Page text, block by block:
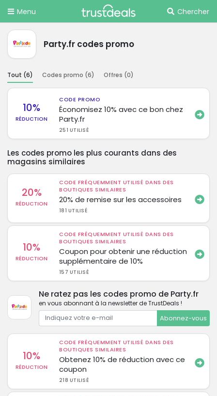
Menu Chercher
Party.fr codes promo
Tout (6) Codes promo (6) Offres (0)
10%
RÉDUCTION
CODE PROMO
Économisez 10% avec ce bon chez
Party.fr
251 UTILISÉ
Les codes promo les plus courants dans des
magasins similaires
20%
RÉDUCTION
CODE FRÉQUEMMENT UTILISÉ DANS DES
BOUTIQUES SIMILAIRES
20% de remise sur les accessoires
181 UTILISÉ
10%
RÉDUCTION
CODE FRÉQUEMMENT UTILISÉ DANS DES
BOUTIQUES SIMILAIRES
Coupon pour obtenir une réduction
supplémentaire de 10%
157 UTILISÉ
Ne ratez pas les codes promo de Party.fr
en vous abonnant à la newsletter de TrustDeals !
Abonnez-vous
10%
RÉDUCTION
CODE FRÉQUEMMENT UTILISÉ DANS DES
BOUTIQUES SIMILAIRES
Obtenez 10% de réduction avec ce
coupon
218 UTILISÉ